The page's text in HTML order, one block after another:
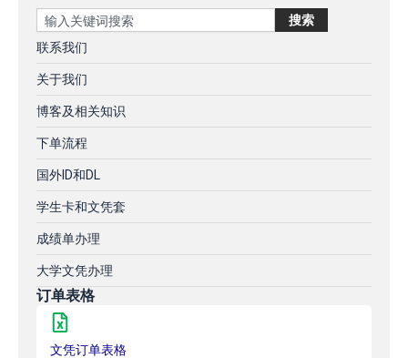
Search 搜索
联系我们
关于我们
博客及相关知识
下单流程
国外ID和DL
学生卡和文凭套
成绩单办理
大学文凭办理
订单表格
文凭订单表格